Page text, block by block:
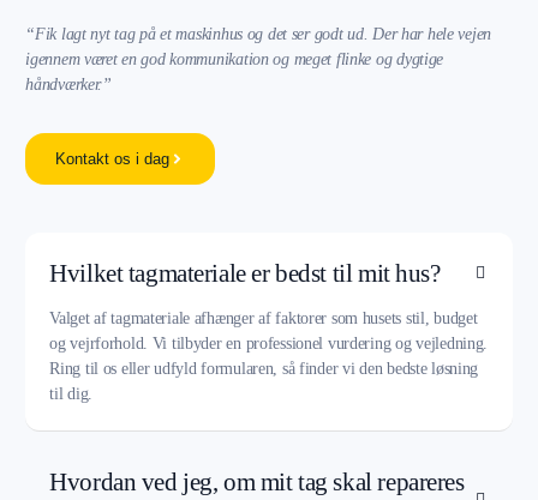
“Fik lagt nyt tag på et maskinhus og det ser godt ud. Der har hele vejen
igennem været en god kommunikation og meget flinke og dygtige
håndværker.”
Kontakt os i dag
Hvilket tagmateriale er bedst til mit hus?
Valget af tagmateriale afhænger af faktorer som husets stil, budget
og vejrforhold. Vi tilbyder en professionel vurdering og vejledning.
Ring til os eller udfyld formularen, så finder vi den bedste løsning
til dig.
Hvordan ved jeg, om mit tag skal repareres